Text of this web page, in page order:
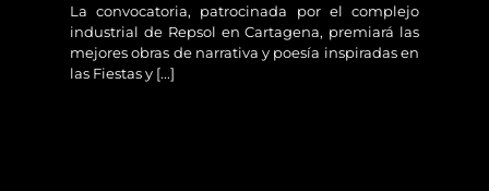
La convocatoria, patrocinada por el complejo
industrial de Repsol en Cartagena, premiará las
mejores obras de narrativa y poesía inspiradas en
las Fiestas y [...]